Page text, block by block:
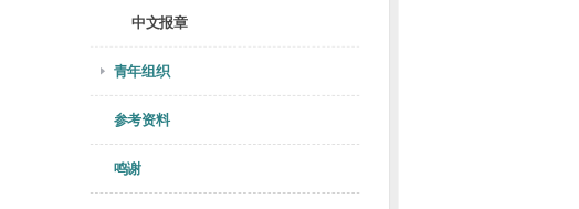
中文报章
青年组织
参考资料
鸣谢